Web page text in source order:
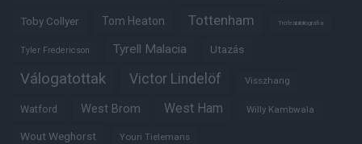
Toby Collyer Tom Heaton Tottenham Trófeabibliográfia
Tyler Fredericson Tyrell Malacia Utazás
Válogatottak Victor Lindelöf Visszhang
Watford West Brom West Ham Willy Kambwala
Wout Weghorst Youri Tielemans